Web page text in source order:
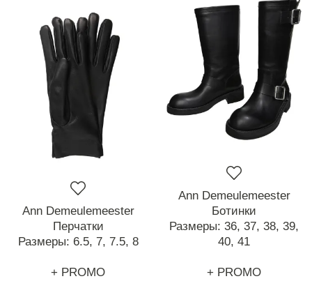
Ann Demeulemeester
Перчатки
Размеры: 6.5, 7, 7.5, 8
+ PROMO
Ann Demeulemeester
Ботинки
Размеры: 36, 37, 38, 39,
40, 41
+ PROMO